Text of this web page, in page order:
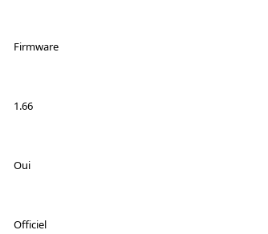
Firmware
1.66
Oui
Officiel